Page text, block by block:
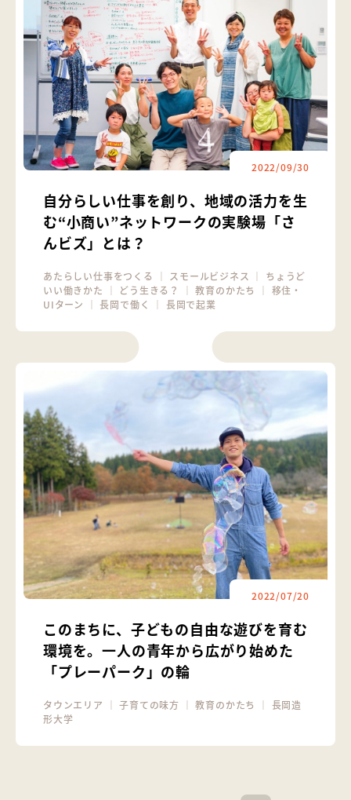
2022/09/30
自分らしい仕事を創り、地域の活力を生
む“小商い”ネットワークの実験場「さ
んビズ」とは？
あたらしい仕事をつくる スモールビジネス
ちょうど
いい働きかた
どう生きる？ ｜教育のかたち
移住・
UIターン
｜長岡で働く 長岡で起業
2022/07/20
このまちに、子どもの自由な遊びを育む
環境を。一人の青年から広がり始めた
「プレーパーク」の輪
タウンエリア ｜子育ての味方 ｜教育のかたち
長岡造
形大学